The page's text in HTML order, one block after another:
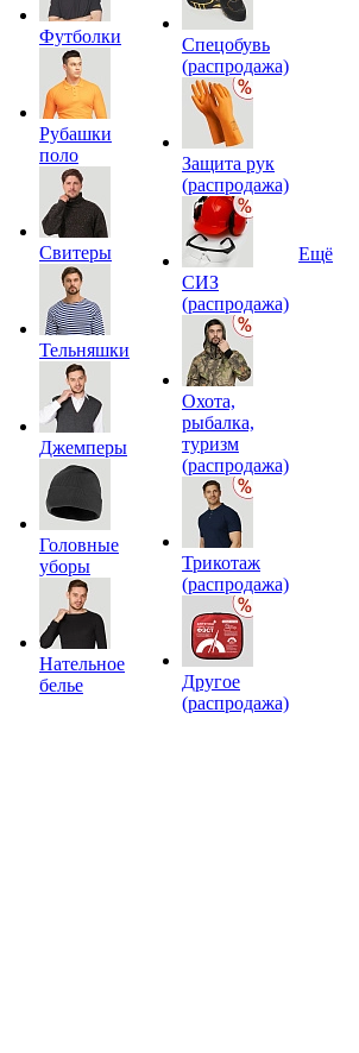
Футболки
Рубашки
поло
Свитеры
Тельняшки
Джемперы
Головные
уборы
Нательное
белье
Спецобувь
(распродажа)
Защита рук
(распродажа)
СИЗ
(распродажа)
Охота,
рыбалка,
туризм
(распродажа)
Трикотаж
(распродажа)
Другое
(распродажа)
Ещё